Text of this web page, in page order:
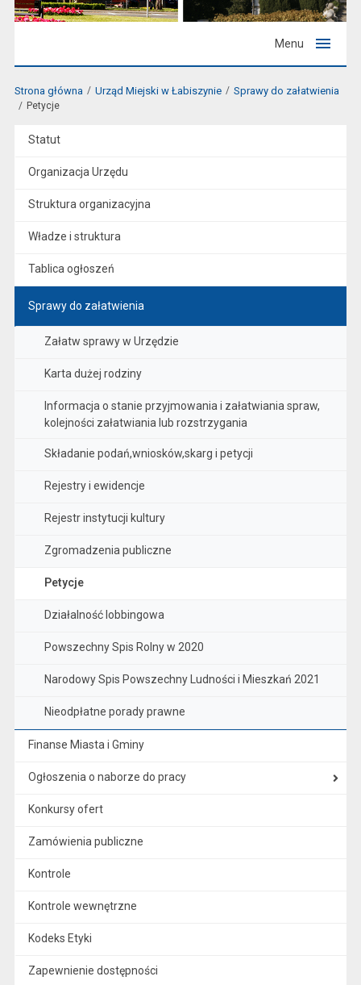
Menu
Strona główna Urząd Miejski w Łabiszynie Sprawy do załatwienia
Petycje
Statut
Organizacja Urzędu
Struktura organizacyjna
Władze i struktura
Tablica ogłoszeń
Sprawy do załatwienia
Załatw sprawy w Urzędzie
Karta dużej rodziny
Informacja o stanie przyjmowania i załatwiania spraw,
kolejności załatwiania lub rozstrzygania
Składanie podań,wniosków,skarg i petycji
Rejestry i ewidencje
Rejestr instytucji kultury
Zgromadzenia publiczne
Petycje
Działalność lobbingowa
Powszechny Spis Rolny w 2020
Narodowy Spis Powszechny Ludności i Mieszkań 2021
Nieodpłatne porady prawne
Finanse Miasta i Gminy
Ogłoszenia o naborze do pracy
Konkursy ofert
Zamówienia publiczne
Kontrole
Kontrole wewnętrzne
Kodeks Etyki
Zapewnienie dostępności